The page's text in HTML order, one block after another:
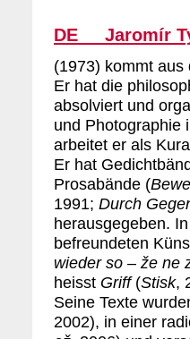
DE Jaromír
(1973) kommt
Er hat die
absolviert und
und Photographie
arbeitet er als
Er hat
Prosabände (
1991; Durch
herausgegeben.
befreundeten
wieder so –že ne
heisst Griff(Stisk,
Seine Texte
2002), in einer